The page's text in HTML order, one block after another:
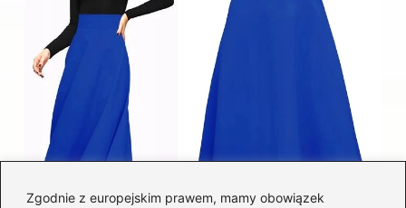
Zgodnie z europejskim prawem, mamy obowiązek